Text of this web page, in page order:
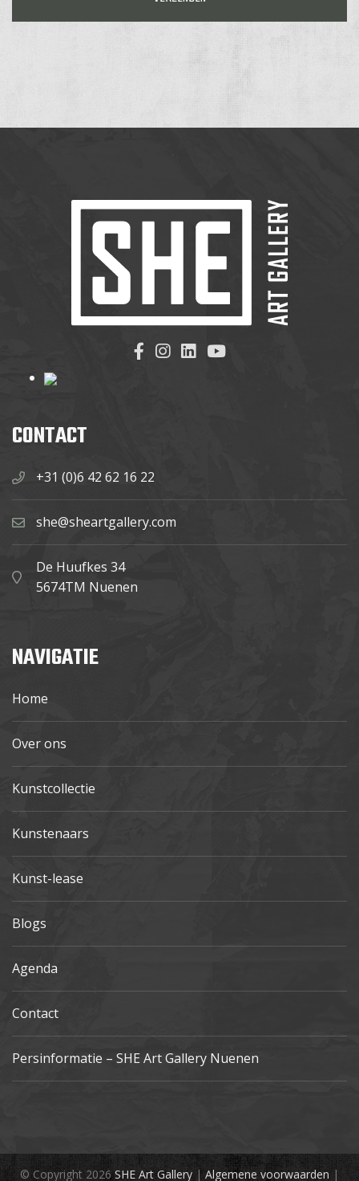
CONTACT
+31 (0)6 42 62 16 22
she@sheartgallery.com
De Huufkes 34
5674TM Nuenen
NAVIGATIE
Home
Over ons
Kunstcollectie
Kunstenaars
Kunst-lease
Blogs
Agenda
Contact
Persinformatie – SHE Art Gallery Nuenen
© Copyright 2026 SHE Art Gallery | Algemene voorwaarden |